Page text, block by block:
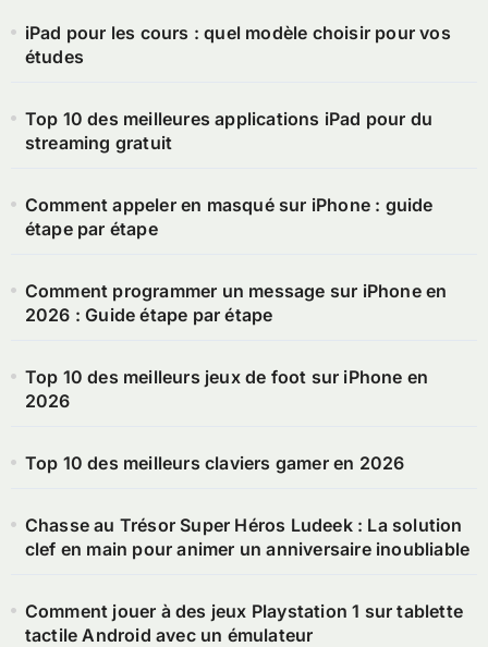
iPad pour les cours : quel modèle choisir pour vos
études
Top 10 des meilleures applications iPad pour du
streaming gratuit
Comment appeler en masqué sur iPhone : guide
étape par étape
Comment programmer un message sur iPhone en
2026 : Guide étape par étape
Top 10 des meilleurs jeux de foot sur iPhone en
2026
Top 10 des meilleurs claviers gamer en 2026
Chasse au Trésor Super Héros Ludeek : La solution
clef en main pour animer un anniversaire inoubliable
Comment jouer à des jeux Playstation 1 sur tablette
tactile Android avec un émulateur